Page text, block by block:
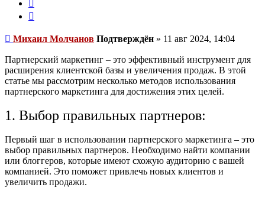
Непрочитанное
Михаил Молчанов Подтверждён » 11 авг 2024, 14:04
Партнерский маркетинг – это эффективный инструмент для
расширения клиентской базы и увеличения продаж. В этой
статье мы рассмотрим несколько методов использования
партнерского маркетинга для достижения этих целей.
1. Выбор правильных партнеров:
Первый шаг в использовании партнерского маркетинга – это
выбор правильных партнеров. Необходимо найти компании
или блоггеров, которые имеют схожую аудиторию с вашей
компанией. Это поможет привлечь новых клиентов и
увеличить продажи.